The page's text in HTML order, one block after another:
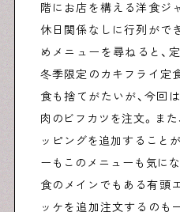
階にお店を構える洋食ジ
休日関係なしに行列がで
めメニューを尋ねると、
冬季限定のカキフライ定
食も捨てがたいが、今回
肉のビフカツを注文。ま
ッピングを追加すること
ーもこのメニューも気にな
食のメインでもある有頭
ッケを追加注文するのも